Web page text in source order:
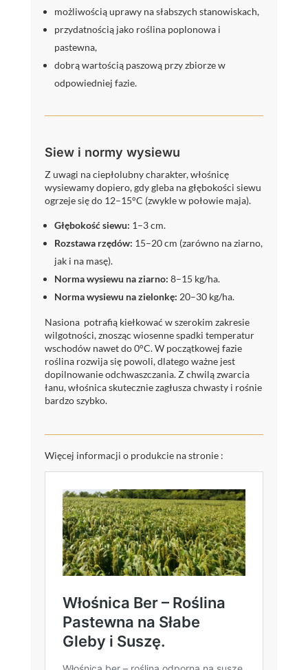
możliwością uprawy na słabszych stanowiskach,
przydatnością jako roślina poplonowa i
pastewna,
dobrą wartością paszową przy zbiorze w
odpowiedniej fazie.
Siew i normy wysiewu
Z uwagi na ciepłolubny charakter, włośnicę
wysiewamy dopiero, gdygleba na głębokości siewu
ogrzeje się do 12–15°C (zwykle w połowie maja).
Głębokość siewu: 1–3 cm.
Rozstawa rzędów: 15–20 cm (zarówno na ziarno,
jak i na masę).
Norma wysiewu na ziarno: 8–15 kg/ha.
Norma wysiewu na zielonkę: 20–30 kg/ha.
Nasiona potrafią kiełkować w szerokim zakresie
wilgotności, znosząc wiosenne spadki temperatur
wschodów nawet do 0°C. W początkowej fazie
roślina rozwija się powoli, dlatego ważne jest
dopilnowanie odchwaszczania. Z chwilą zwarcia
łanu, włośnica skutecznie zagłusza chwasty i rośnie
bardzo szybko.
Więcej informacji o produkcie na stronie :